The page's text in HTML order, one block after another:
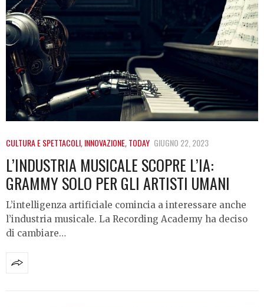
CULTURA E SPETTACOLI,INNOVAZIONE,TODAY GIUGNO 22, 2023
L’INDUSTRIA MUSICALE SCOPRE L’IA:
GRAMMY SOLO PER GLI ARTISTI UMANI
L’intelligenza artificiale comincia a interessare anche
l’industria musicale. La Recording Academy ha deciso
di cambiare…